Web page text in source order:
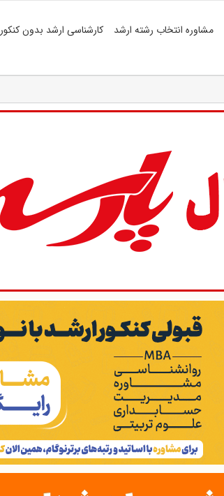
مشاوره انتخاب رشته ارشد کارشناسی ارشد بدون کنکور